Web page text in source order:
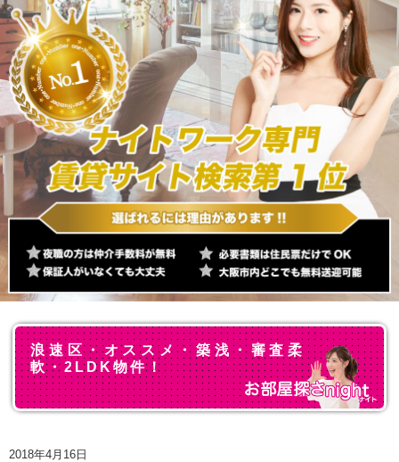
浪速区・オススメ・築浅・審査柔
軟・2LDK物件！
2018年4月16日